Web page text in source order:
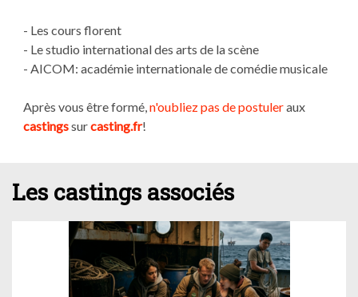
- Les cours florent
- Le studio international des arts de la scène
- AICOM: académie internationale de comédie musicale
Après vous être formé,n'oubliez pas de postuleraux
castingssurcasting.fr!
Les castings associés